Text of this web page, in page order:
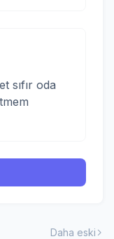
sıfır oda
Daha eski